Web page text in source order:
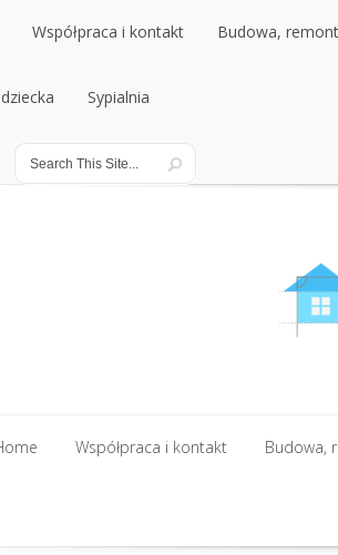
Współpraca i kontakt
Współpraca i kontakt
Budowa, remont
dziecka
Sypialnia
Sypialnia
Współpraca i kontakt Budowa,